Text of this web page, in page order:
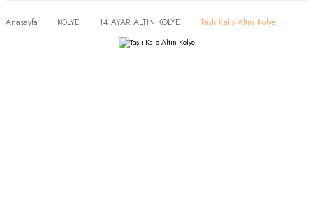
Anasayfa KOLYE 14 AYAR ALTIN KOLYE Taşlı Kalp Altın Kolye